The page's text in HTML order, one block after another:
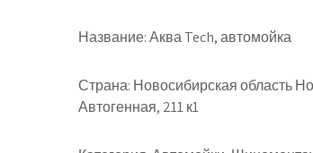
Название:Аква Tech, автомойка
Страна: Новосибирская область
Автогенная, 211 к1